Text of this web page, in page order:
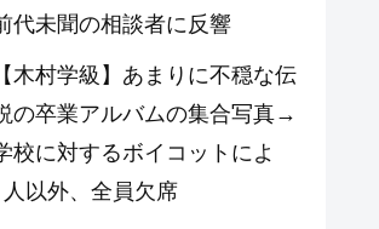
代未聞の相談者に反響
【木村学級】あまりに不穏な伝
の卒業アルバムの集合写真→
校に対するボイコットによ
人以外、全員欠席